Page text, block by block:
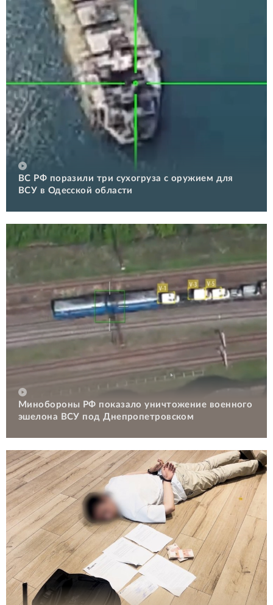
ВС РФ поразили три сухогруза с оружием для
ВСУ в Одесской области
Минобороны РФ показало уничтожение военного
эшелона ВСУ под Днепропетровском